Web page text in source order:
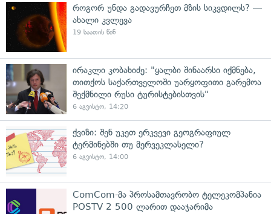
როგორ უნდა გადავურჩეთ მზის სიკვდილს? —
ახალი კვლევა
19 საათის წინ
ირაკლი კობახიძე: "ყალბი შინაარსი იქმნება,
თითქოს საქართველოში უარყოფითი გარემოა
შექმნილი რუსი ტურისტებისთვის"
6 აგვისტო, 14:20
ქვიზი: შენ უკეთ ერკვევი გეოგრაფიულ
ტერმინებში თუ მერვეკლასელი?
6 აგვისტო, 14:00
ComCom-მა პროსამთავრობო ტელეკომპანია
POSTV 2 500 ლარით დააჯარიმა